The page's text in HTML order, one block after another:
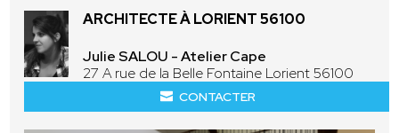
ARCHITECTE À LORIENT 56100
Julie SALOU - Atelier Cape
27 A rue de la Belle Fontaine Lorient 56100
CONTACTER